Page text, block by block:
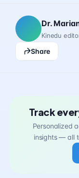
Dr.
Kinedu
Share
Track
Personalized
insights — all